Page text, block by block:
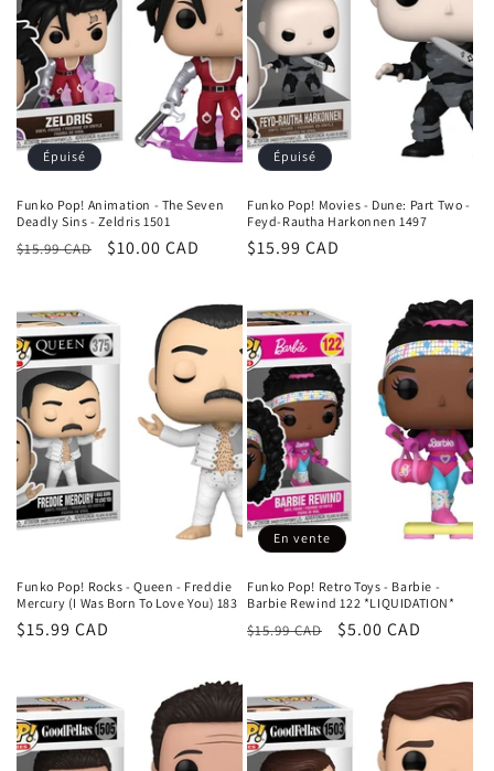
Épuisé
Funko Pop! Animation - The Seven
Deadly Sins - Zeldris 1501
Prix
$15.99 CAD
Prix
$10.00 CAD
Épuisé
Funko Pop! Movies - Dune: Part Two -
Feyd-Rautha Harkonnen 1497
Prix
$15.99 CAD
Funko Pop! Rocks - Queen - Freddie
Mercury (I Was Born To Love You) 183
Prix
$15.99 CAD
En vente
Funko Pop! Retro Toys - Barbie -
Barbie Rewind 122 *LIQUIDATION*
Prix
$15.99 CAD
Prix
$5.00 CAD